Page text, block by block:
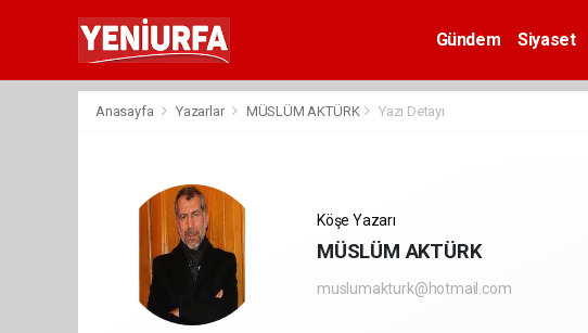
Gündem Siyaset
Anasayfa Yazarlar MÜSLÜM AKTÜRK Yazı Detayı
Köşe Yazarı
MÜSLÜM AKTÜRK
muslumakturk@hotmail.com